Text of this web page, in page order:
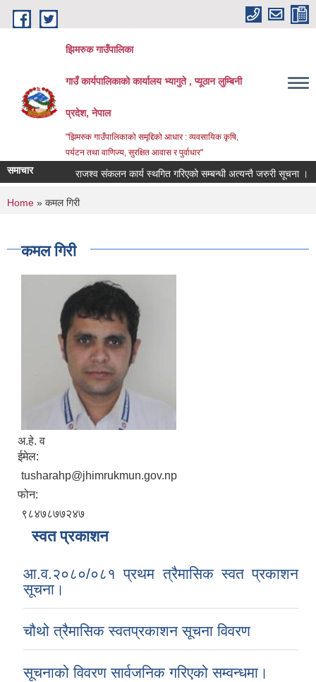
Skip to main content
झिमरुक गाउँपालिका
गाउँ कार्यपालिकाको कार्यालय भ्यागुते , प्यूठान लुम्बिनी
प्रदेश, नेपाल
"झिमरुक गाउँपालिकाको समृद्दिको आधार : व्यवसायिक कृषि,
पर्यटन तथा वाणिज्य, सुरक्षित आवास र पुर्वाधार"
समाचार राजश्व संकलन कार्य स्थगित गरिएको सम्बन्धी अत्यन्तै जरुरी सूचना ।
You are here
Home » कमल गिरी
कमल गिरी
अ.हे. व
ईमेल:
tusharahp@jhimrukmun.gov.np
फोन:
९८४७८७७२४७
स्वत प्रकाशन
आ.व.२०८०/०८१ प्रथम त्रैमासिक स्वत प्रकाशन
सूचना।
चौथो त्रैमासिक स्वतप्रकाशन सूचना विवरण
सूचनाको विवरण सार्वजनिक गरिएको सम्वन्धमा।